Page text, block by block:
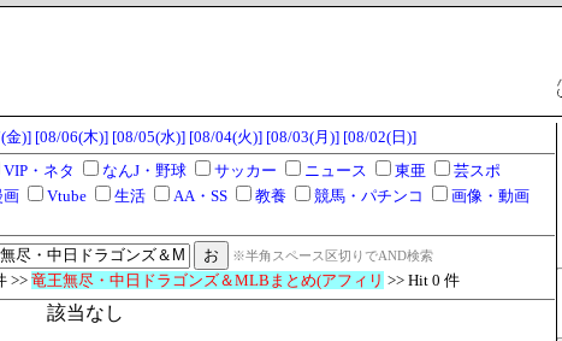
金)] [08/06(木)] [08/05(水)] [08/04(火)] [08/03(月)] [08/02(日)]
VIP・ネタ なんJ・野球 サッカー ニュース 東亜
芸スポ
画 Vtube 生活 AA・SS 教養 競馬・パチンコ
画像・動画
※半角スペース区切りでAND検索
>> 竜王無尽・中日ドラゴンズ＆MLBまとめ(アフィリ >> Hit 0 件
該当なし